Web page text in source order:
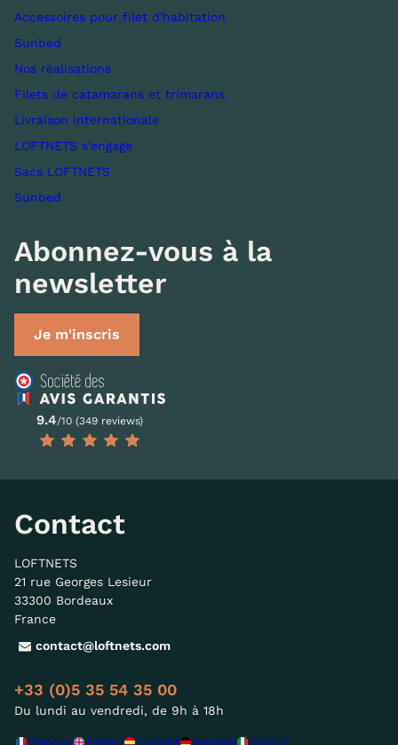
Accessoires pour filet d'habitation
Sunbed
Nos réalisations
Filets de catamarans et trimarans
Livraison internationale
LOFTNETS s’engage
Sacs LOFTNETS
Sunbed
Abonnez-vous à la
newsletter
Je m'inscris
9.4/10 (349 reviews)
Contact
LOFTNETS
21 rue Georges Lesieur
33300 Bordeaux
France
contact@loftnets.com
+33 (0)5 35 54 35 00
Du lundi au vendredi, de 9h à 18h
Français English Español Deutsch Italiano